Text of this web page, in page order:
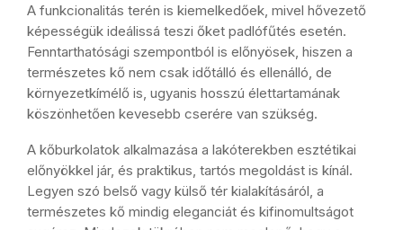
A funkcionalitás terén is kiemelkedőek, mivel hővezető
képességük ideálissá teszi őket padlófűtés esetén.
Fenntarthatósági szempontból is előnyösek, hiszen a
természetes kő nem csak időtálló és ellenálló, de
környezetkímélő is, ugyanis hosszú élettartamának
köszönhetően kevesebb cserére van szükség.
A kőburkolatok alkalmazása a lakóterekben esztétikai
előnyökkel jár, és praktikus, tartós megoldást is kínál.
Legyen szó belső vagy külső tér kialakításáról, a
természetes kő mindig eleganciát és kifinomultságot